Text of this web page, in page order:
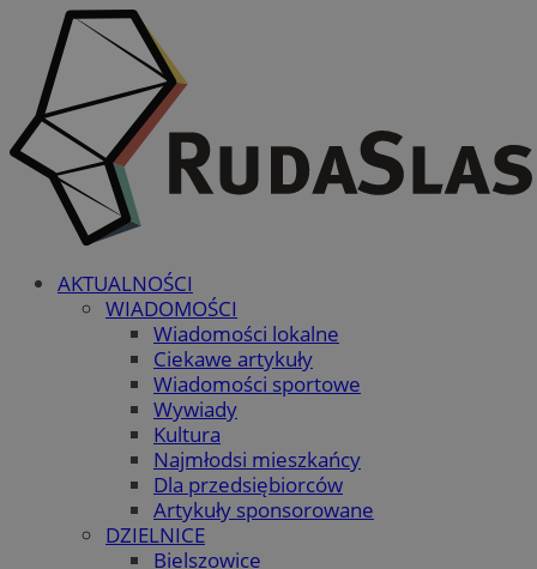
AKTUALNOŚCI
WIADOMOŚCI
Wiadomości lokalne
Ciekawe artykuły
Wiadomości sportowe
Wywiady
Kultura
Najmłodsi mieszkańcy
Dla przedsiębiorców
Artykuły sponsorowane
DZIELNICE
Bielszowice